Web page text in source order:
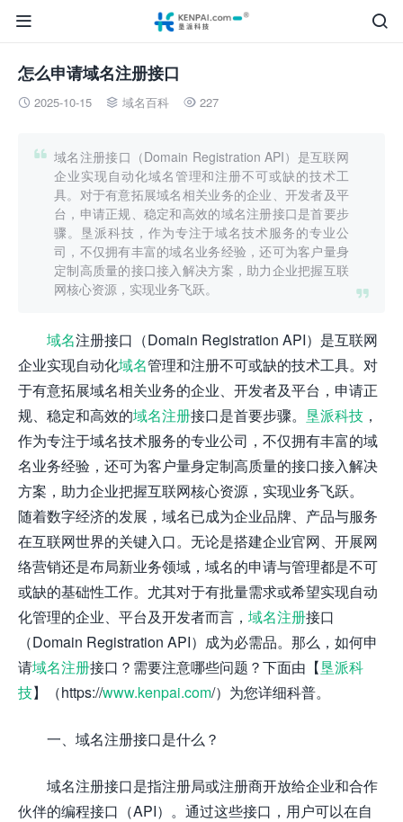


怎么申请域名注册接口
 2025-10-15  域名百科  227


域名注册接口（Domain Registration API）是互联网
企业实现自动化域名管理和注册不可或缺的技术工
具。对于有意拓展域名相关业务的企业、开发者及平
台，申请正规、稳定和高效的域名注册接口是首要步
骤。垦派科技，作为专注于域名技术服务的专业公
司，不仅拥有丰富的域名业务经验，还可为客户量身
定制高质量的接口接入解决方案，助力企业把握互联
网核心资源，实现业务飞跃。
域名注册接口（Domain Registration API）是互联网
企业实现自动化域名管理和注册不可或缺的技术工具。对
于有意拓展域名相关业务的企业、开发者及平台，申请正
规、稳定和高效的域名注册接口是首要步骤。 垦派科技 ，
作为专注于域名技术服务的专业公司，不仅拥有丰富的域
名业务经验，还可为客户量身定制高质量的接口接入解决
方案，助力企业把握互联网核心资源，实现业务飞跃。
随着数字经济的发展，域名已成为企业品牌、产品与服务
在互联网世界的关键入口。无论是搭建企业官网、开展网
络营销还是布局新业务领域，域名的申请与管理都是不可
或缺的基础性工作。尤其对于有批量需求或希望实现自动
化管理的企业、平台及开发者而言， 域名注册接口
（Domain Registration API）成为必需品。那么，如何申
请域名注册接口？需要注意哪些问题？下面由【垦派科
技】（https://www.kenpai.com/）为您详细科普。
一、域名注册接口是什么？
域名注册接口是指注册局或注册商开放给企业和合作
伙伴的编程接口（API）。通过这些接口，用户可以在自